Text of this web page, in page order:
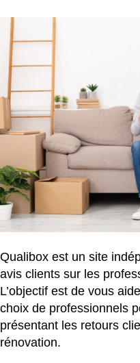
Qualibox est un site
avis clients sur les
L’objectif est de vous
choix de professionnels
présentant les retours
rénovation.